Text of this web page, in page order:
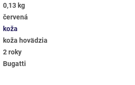
0,13 kg
červená
koža
koža hovädzia
2 roky
Bugatti